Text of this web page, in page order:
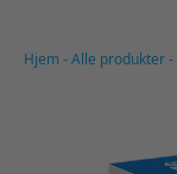
Hjem-Alle produkter-